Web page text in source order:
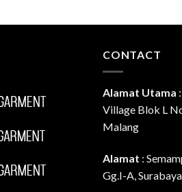
CONTACT
Alamat Utama :
Village Blok L
Malang
Alamat :
Gg.I-A, Surabaya